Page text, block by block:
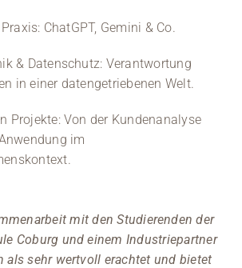
ChatGPT, Gemini & Co.
& Datenschutz: Verantwortung
in einer datengetriebenen Welt.
Projekte: Von der Kundenanalyse
im
mit den Studierenden der
Coburg und einem Industriepartner
als sehr wertvoll erachtet und bietet